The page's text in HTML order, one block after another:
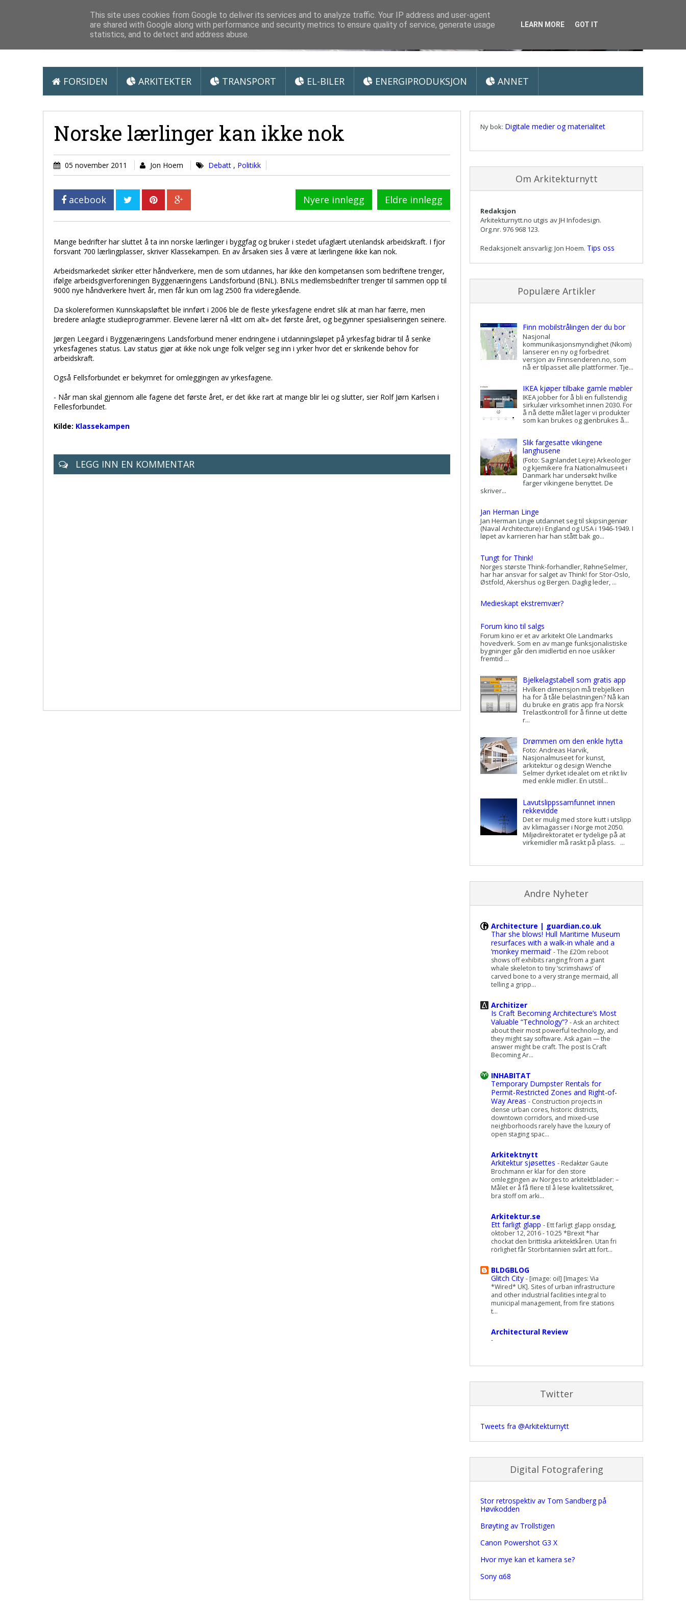
Arkitektur & Miljøteknologi
FORSIDEN ARKITEKTER TRANSPORT EL-BILER ENERGIPRODUKSJON ANNET
Norske lærlinger kan ikke nok
05 november 2011 Jon Hoem Debatt , Politikk
acebook Nyere innlegg Eldre innlegg
Mange bedrifter har sluttet å ta inn norske lærlinger i byggfag og bruker i stedet ufaglært utenlandsk arbeidskraft. I fjor
forsvant 700 lærlingplasser, skriver Klassekampen. En av årsaken sies å være at lærlingene ikke kan nok.
Arbeidsmarkedet skriker etter håndverkere, men de som utdannes, har ikke den kompetansen som bedriftene trenger,
ifølge arbeidsgiverforeningen Byggenæringens Landsforbund (BNL). BNLs medlemsbedrifter trenger til sammen opp til
9000 nye håndverkere hvert år, men får kun om lag 2500 fra videregående.
Da skolereformen Kunnskapsløftet ble innført i 2006 ble de fleste yrkesfagene endret slik at man har færre, men
bredere anlagte studieprogrammer. Elevene lærer nå «litt om alt» det første året, og begynner spesialiseringen seinere.
Jørgen Leegard i Byggenæringens Landsforbund mener endringene i utdanningsløpet på yrkesfag bidrar til å senke
yrkesfagenes status. Lav status gjør at ikke nok unge folk velger seg inn i yrker hvor det er skrikende behov for
arbeidskraft.
Også Fellsforbundet er bekymret for omleggingen av yrkesfagene.
- Når man skal gjennom alle fagene det første året, er det ikke rart at mange blir lei og slutter, sier Rolf Jørn Karlsen i
Fellesforbundet.
Kilde: Klassekampen
LEGG INN EN KOMMENTAR
Ny bok: Digitale medier og materialitet
Om Arkitekturnytt
Redaksjon
Arkitekturnytt.no utgis av JH Infodesign.
Org.nr. 976 968 123.
Redaksjonelt ansvarlig: Jon Hoem. Tips oss
Populære Artikler
Finn mobilstrålingen der du bor
Nasjonal
kommunikasjonsmyndighet (Nkom)
lanserer en ny og forbedret
versjon av Finnsenderen.no, som
nå er tilpasset alle plattformer. Tje...
IKEA kjøper tilbake gamle møbler
IKEA jobber for å bli en fullstendig
sirkulær virksomhet innen 2030. For
å nå dette målet lager vi produkter
som kan brukes og gjenbrukes å...
Slik fargesatte vikingene
langhusene
(Foto: Sagnlandet Lejre) Arkeologer
og kjemikere fra Nationalmuseet i
Danmark har undersøkt hvilke
farger vikingene benyttet. De
skriver...
Jan Herman Linge
Jan Herman Linge utdannet seg til skipsingeniør
(Naval Architecture) i England og USA i 1946-1949. I
løpet av karrieren har han stått bak go...
Tungt for Think!
Norges største Think-forhandler, RøhneSelmer,
har har ansvar for salget av Think! for Stor-Oslo,
Østfold, Akershus og Bergen. Daglig leder, ...
Medieskapt ekstremvær?
Forum kino til salgs
Forum kino er et av arkitekt Ole Landmarks
hovedverk. Som en av mange funksjonalistiske
bygninger går den imidlertid en noe usikker
fremtid ...
Bjelkelagstabell som gratis app
Hvilken dimensjon må trebjelken
ha for å tåle belastningen? Nå kan
du bruke en gratis app fra Norsk
Trelastkontroll for å finne ut dette
r...
Drømmen om den enkle hytta
Foto: Andreas Harvik,
Nasjonalmuseet for kunst,
arkitektur og design Wenche
Selmer dyrket idealet om et rikt liv
med enkle midler. En utstil...
Lavutslippssamfunnet innen
rekkevidde
Det er mulig med store kutt i utslipp
av klimagasser i Norge mot 2050.
Miljødirektoratet er tydelige på at
virkemidler må raskt på plass. ...
Andre Nyheter
Architecture | guardian.co.uk
Thar she blows! Hull Maritime Museum
resurfaces with a walk-in whale and a
‘monkey mermaid’ -The £20m reboot
shows off exhibits ranging from a giant
whale skeleton to tiny ‘scrimshaws’ of
carved bone to a very strange mermaid, all
telling a gripp...
Architizer
Is Craft Becoming Architecture’s Most
Valuable “Technology”? -Ask an architect
about their most powerful technology, and
they might say software. Ask again — the
answer might be craft. The post Is Craft
Becoming Ar...
INHABITAT
Temporary Dumpster Rentals for
Permit-Restricted Zones and Right-of-
Way Areas - Construction projects in
dense urban cores, historic districts,
downtown corridors, and mixed-use
neighborhoods rarely have the luxury of
open staging spac...
Arkitektnytt
Arkitektur sjøsettes - Redaktør Gaute
Brochmann er klar for den store
omleggingen av Norges to arkitektblader: –
Målet er å få flere til å lese kvalitetssikret,
bra stoff om arki...
Arkitektur.se
Ett farligt glapp - Ett farligt glapp onsdag,
oktober 12, 2016 - 10:25 *Brexit *har
chockat den brittiska arkitektkåren. Utan fri
rörlighet får Storbritannien svårt att fort...
BLDGBLOG
Glitch City - [image: oil] [Images: Via
*Wired* UK]. Sites of urban infrastructure
and other industrial facilities integral to
municipal management, from fire stations
t...
Architectural Review
-
Twitter
Tweets fra @Arkitekturnytt
Digital Fotografering
Stor retrospektiv av Tom Sandberg på
Høvikodden
Brøyting av Trollstigen
Canon Powershot G3 X
Hvor mye kan et kamera se?
Sony α68
This site uses cookies from Google to deliver its services and to analyze traffic. Your IP address and user-agent
are shared with Google along with performance and security metrics to ensure quality of service, generate usage
statistics, and to detect and address abuse.
LEARN MORE GOT IT